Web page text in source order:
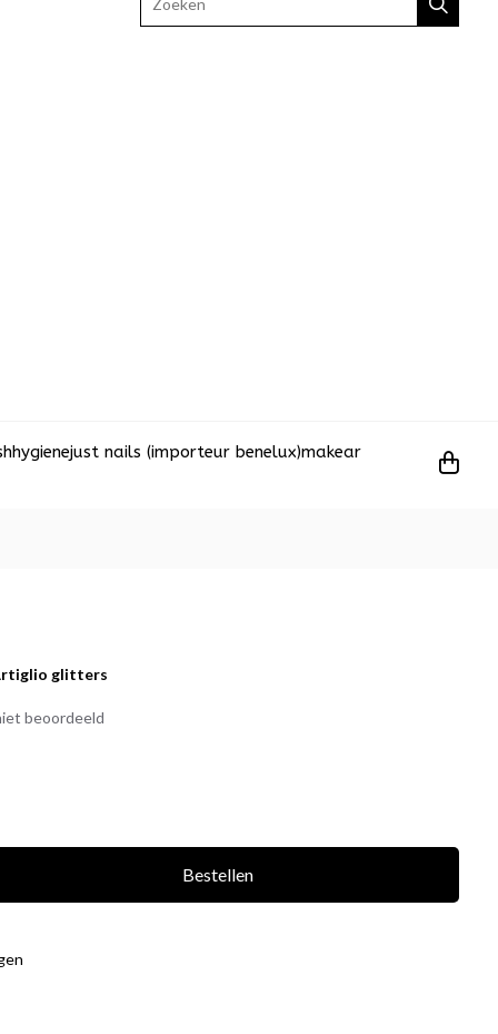
hygienejust nails (importeur benelux)makear
glitters
beoordeeld
Bestellen